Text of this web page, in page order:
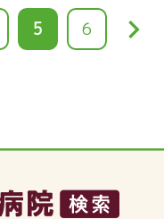
カ
ペ
ジ
5
ペ
6 keyboard_arrow_right